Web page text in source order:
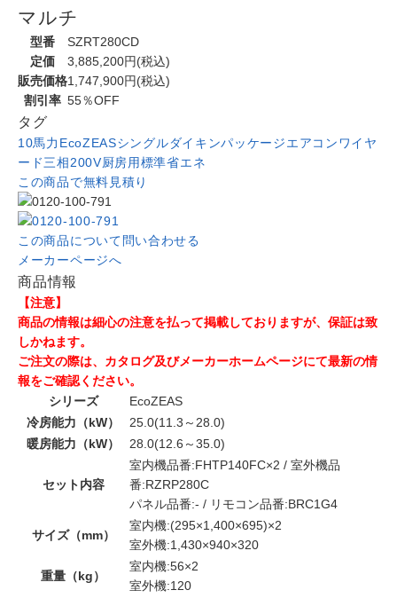
マルチ
型番
SZRT280CD
定価
3,885,200円(税込)
販売価格1,747,900円(税込)
割引率 55％OFF
タグ
10馬力 EcoZEASシングルダイキンパッケージエアコンワイヤ
ード三相200V厨房用標準省エネ
この商品で無料見積り
この商品について問い合わせる
メーカーページへ
商品情報
【注意】
商品の情報は細心の注意を払って掲載しておりますが、保証は致
しかねます。
ご注文の際は、カタログ及びメーカーホームページにて最新の情
報をご確認ください。
シリーズ
EcoZEAS
冷房能力（kW）
25.0(11.3～28.0)
暖房能力（kW）
28.0(12.6～35.0)
セット内容
室内機品番:FHTP140FC×2 / 室外機品
番:RZRP280C
パネル品番:- / リモコン品番:BRC1G4
サイズ（mm）
室内機:(295×1,400×695)×2
室外機:1,430×940×320
重量（kg）
室内機:56×2
室外機:120